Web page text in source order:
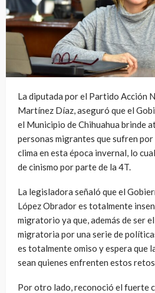
La diputada por el Partido Acción
Martínez Díaz, aseguró que el
el Municipio de Chihuahua brinde
personas migrantes que sufren por
clima en esta época invernal, lo
de cinismo por parte de la 4T.
La legisladora señaló que el
López Obrador es totalmente
migratorio ya que, además de ser
migratoria por una serie de
es totalmente omiso y espera que
sean quienes enfrenten estos
Por otro lado, reconoció el fuerte